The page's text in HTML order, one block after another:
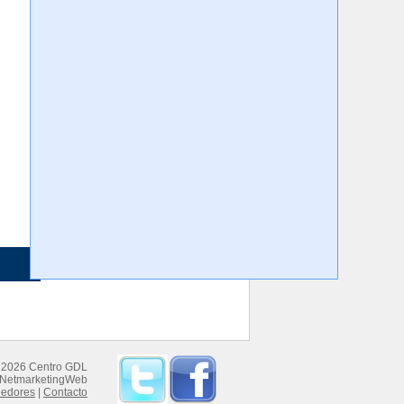
Centro GDL
Contacto